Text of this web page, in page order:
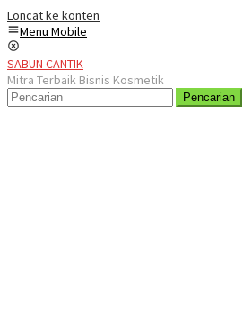
Loncat ke konten
Menu Mobile
SABUN CANTIK
Mitra Terbaik Bisnis Kosmetik
Pencarian